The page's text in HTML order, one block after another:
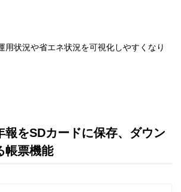
用状況や省エネ状況を可視化しやすくなり
報をSDカードに保存、ダウン
帳票機能